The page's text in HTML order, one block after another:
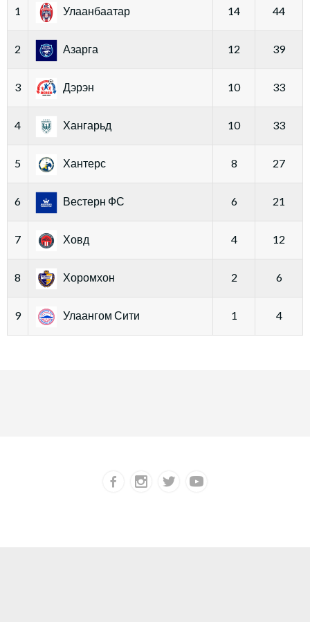
1 Улаанбаатар 14 44
2 Азарга 12 39
3 Дэрэн 10 33
4 Хангарьд 10 33
5 Хантерс 8 27
6 Вестерн ФС 6 21
7 Ховд 4 12
8 Хоромхон 2 6
9 Улаангом Сити 1 4